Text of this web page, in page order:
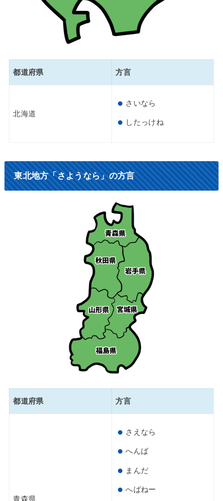
都道府県 方言
北海道
さいなら
したっけね
東北地方「さようなら」の方言
都道府県 方言
青森県
さえなら
へんば
まんだ
へばねー